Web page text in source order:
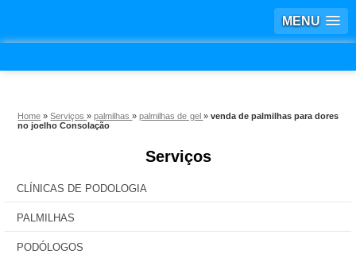
MENU
Home »Serviços»palmilhas»palmilhas de gel » venda de palmilhas para dores
no joelho Consolação
Serviços
CLÍNICAS DE PODOLOGIA
PALMILHAS
PODÓLOGOS